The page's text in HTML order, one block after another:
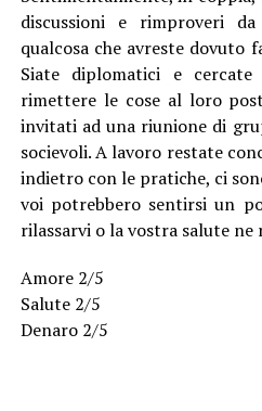
discussioni e rimproveri
qualcosa che avreste dovuto
Siate diplomatici e
rimettere le cose al loro
invitati ad una riunione di
socievoli. A lavoro restate
indietro con le pratiche, ci
voi potrebbero sentirsi un
rilassarvi o la vostra salute ne
Amore 2/5
Salute 2/5
Denaro 2/5